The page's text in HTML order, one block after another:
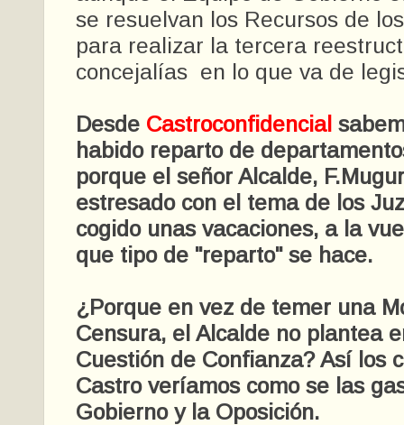
se resuelvan los Recursos de
para realizar la tercera
concejalías en lo que va de
Desde Castroconfidencial
habido reparto de
porque el señor Alcalde,
estresado con el tema de los
cogido unas vacaciones, a la
que tipo de "reparto" se hace.
¿Porque en vez de temer una
Censura, el Alcalde no plantea
Cuestión de Confianza? Así los
Castro veríamos como se las
Gobierno y la Oposición.